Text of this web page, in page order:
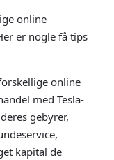
online
er nogle få tips
online
med Tesla-
gebyrer,
kapital de